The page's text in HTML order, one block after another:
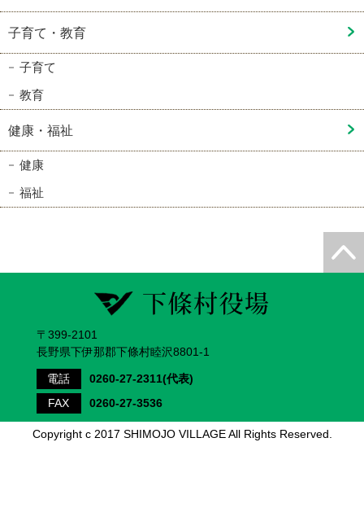
子育て・教育
子育て
教育
健康・福祉
健康
福祉
〒399-2101
長野県下伊那郡下條村睦沢8801-1
電話
0260-27-2311(代表)
FAX
0260-27-3536
Copyright c 2017 SHIMOJO VILLAGE All Rights Reserved.